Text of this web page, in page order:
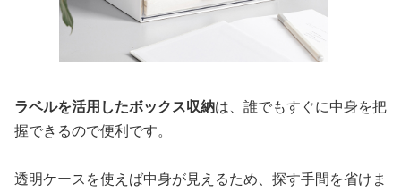
ラベルを活用したボックス収納は、誰でもすぐに中身を把
握できるので便利です。
透明ケースを使えば中身が見えるため、探す手間を省けま